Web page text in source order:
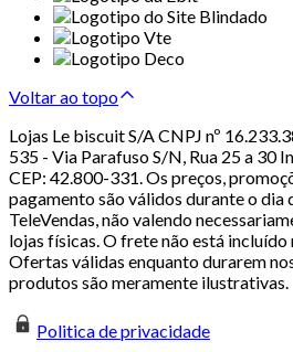
Voltar ao topo
Lojas Le biscuit S/A CNPJ nº
535 - Via Parafuso S/N, Rua 25 a 30
CEP: 42.800-331. Os preços,
pagamento são válidos durante o dia
TeleVendas, não valendo
lojas físicas. O frete não está
Ofertas válidas enquanto durarem
produtos são meramente ilustrativas.
Politica de privacidade